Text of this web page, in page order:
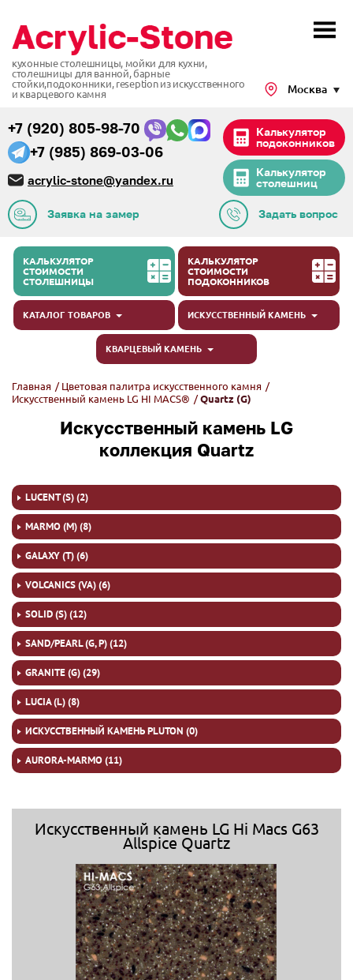
кухонные столешницы, мойки для кухни,
столешницы для ванной, барные
стойки,подоконники, reseption из искусственного
и кварцевого камня
+7 (985) 869-03-06
+7 (920) 805-98-70
acrylic-stone@yandex.ru
Калькулятор
столешниц
Калькулятор
подоконников
Москва
Задать вопрос
Заявка на замер
КАЛЬКУЛЯТОР
СТОИМОСТИ
СТОЛЕШНИЦЫ
КАЛЬКУЛЯТОР
СТОИМОСТИ
ПОДОКОННИКОВ
КАТАЛОГ ТОВАРОВ ИСКУССТВЕННЫЙ КАМЕНЬ
КВАРЦЕВЫЙ КАМЕНЬ
Главная / Цветовая палитра искусственного камня /
Искусственный камень LG HI MACS® /Quartz (G)
Искусственный камень LG
коллекция Quartz
LUCENT (S) (2)
MARMO (M) (8)
GALAXY (T) (6)
VOLCANICS (VA) (6)
SOLID (S) (12)
SAND/PEARL (G, P) (12)
GRANITE (G) (29)
LUCIA (L) (8)
ИСКУССТВЕННЫЙ КАМЕНЬ PLUTON (0)
AURORA-MARMO (11)
Искусственный камень LG Hi Macs G63
Allspice Quartz